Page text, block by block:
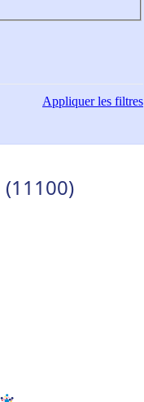
Appliquerles filtres